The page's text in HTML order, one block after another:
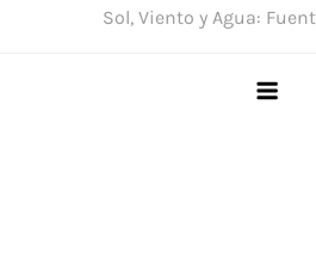
Sol, Viento y Agua: